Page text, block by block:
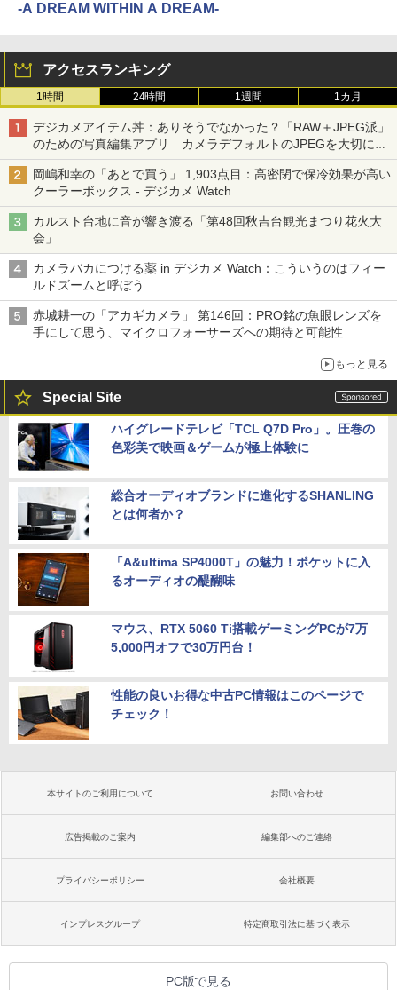
-A DREAM WITHIN A DREAM-
アクセスランキング
1時間 24時間 1週間 1カ月
デジカメアイテム丼：ありそうでなかった？「RAW＋JPEG派」
のための写真編集アプリ カメラデフォルトのJPEGを大切にす
る「Filmator」
岡嶋和幸の「あとで買う」 1,903点目：高密閉で保冷効果が高い
クーラーボックス - デジカメ Watch
カルスト台地に音が響き渡る「第48回秋吉台観光まつり花火大
会」
カメラバカにつける薬 in デジカメ Watch：こういうのはフィー
ルドズームと呼ぼう
赤城耕一の「アカギカメラ」 第146回：PRO銘の魚眼レンズを
手にして思う、マイクロフォーサーズへの期待と可能性
もっと見る
Special Site
ハイグレードテレビ「TCL Q7D Pro」。圧巻の
色彩美で映画＆ゲームが極上体験に
総合オーディオブランドに進化するSHANLING
とは何者か？
「A&ultima SP4000T」の魅力！ポケットに入
るオーディオの醍醐味
マウス、RTX 5060 Ti搭載ゲーミングPCが7万
5,000円オフで30万円台！
性能の良いお得な中古PC情報はこのページで
チェック！
本サイトのご利用について お問い合わせ
広告掲載のご案内 編集部へのご連絡
プライバシーポリシー 会社概要
インプレスグループ 特定商取引法に基づく表示
PC版で見る